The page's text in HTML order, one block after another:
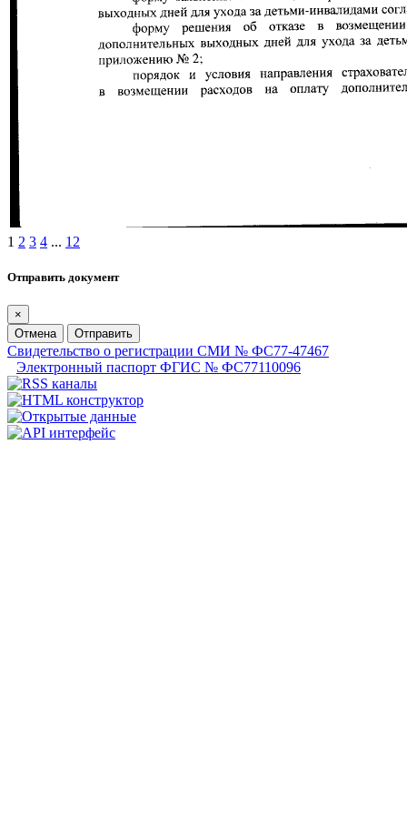
1 2 3 4 ... 12
Отправить документ
×
Отмена
Отправить
Свидетельство о регистрации СМИ № ФС77-47467
Электронный паспорт ФГИС № ФС77110096